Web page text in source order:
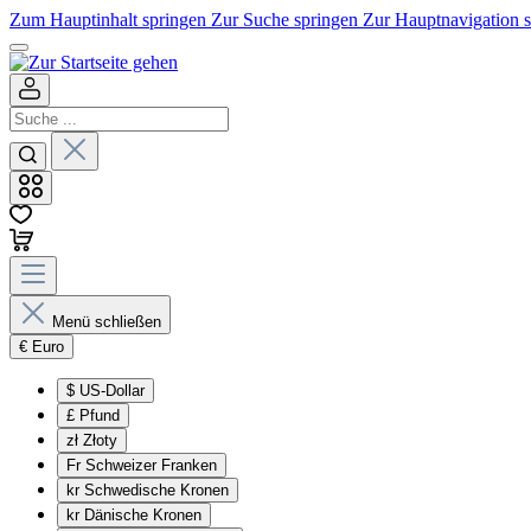
Zum Hauptinhalt springen Zur Suche springen Zur Hauptnavigation
Menü schließen
€ Euro
$ US-Dollar
£ Pfund
zł Złoty
Fr Schweizer Franken
kr Schwedische Kronen
kr Dänische Kronen